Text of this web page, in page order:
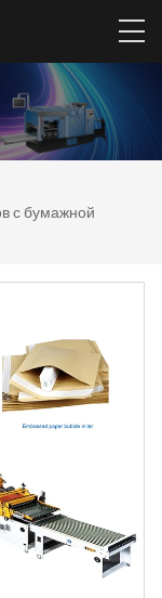
с бумажной